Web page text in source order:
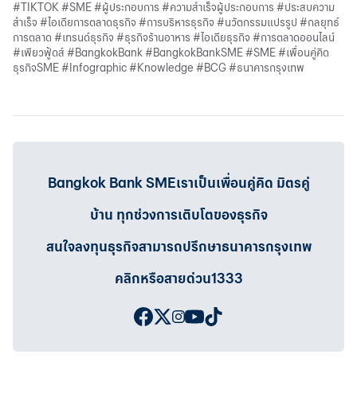
#TIKTOK #SME #ผู้ประกอบการ #ความสำเร็จผู้ประกอบการ #ประสบความ
สำเร็จ #ไอเดียการตลาดธุรกิจ #การบริหารธุรกิจ #นวัตกรรมแปรรูป #กลยุทธ์
การตลาด #เทรนด์ธุรกิจ #ธุรกิจร้านอาหาร #ไอเดียธุรกิจ #การตลาดออนไลน์
#เพียวฟู้ดส์ #BangkokBank #BangkokBankSME #SME #เพื่อนคู่คิด
ธุรกิจSME #Infographic #Knowledge #BCG #ธนาคารกรุงเทพ
Bangkok Bank SMEเราเป็นเพื่อนคู่คิด มิตรคู่
บ้าน ทุกช่วงการเติบโตของธุรกิจ
สนใจลงทุนธุรกิจสามารถปรึกษาธนาคารกรุงเทพ
คลิกหรือสายด่วน1333